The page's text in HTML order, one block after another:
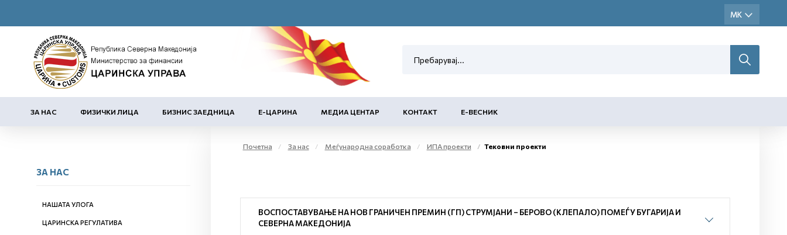
ЗА НАС ФИЗИЧКИ ЛИЦА БИЗНИС ЗАЕДНИЦА Е-ЦАРИНА МЕДИА ЦЕНТАР КОНТАКТ Е-ВЕСНИК
ЗА НАС
НАШАТА УЛОГА
ЦАРИНСКА РЕГУЛАТИВА
Почетна За нас Меѓународна соработка ИПА проекти Тековни проекти
ВОСПОСТАВУВАЊЕ НА НОВ ГРАНИЧЕН ПРЕМИН (ГП) СТРУМЈАНИ – БЕРОВО (КЛЕПАЛО) ПОМЕЃУ БУГАРИЈА И
СЕВЕРНА МАКЕДОНИЈА